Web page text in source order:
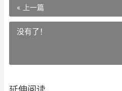
« 上一篇
没有了！